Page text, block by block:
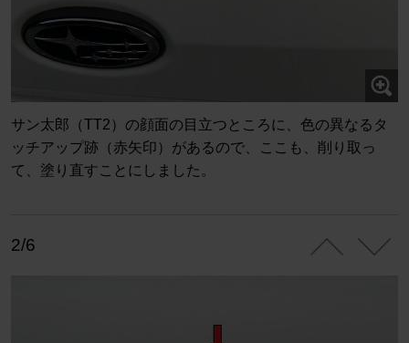
サン太郎（TT2）の顔面の目立つところに、色の異なるタ
ッチアップ跡（赤矢印）があるので、ここも、削り取っ
て、塗り直すことにしました。
2/6